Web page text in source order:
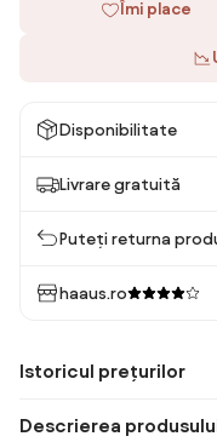
Îmi place
Disponibilitate
Livrare gratuită
Puteți returna
haaus.ro
Istoricul prețurilor
Descrierea